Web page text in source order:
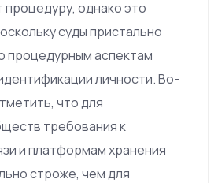
процедуру, однако это
суды пристально
процедурным аспектам
личности. Во-
что для
требования к
и платформам хранения
строже, чем для